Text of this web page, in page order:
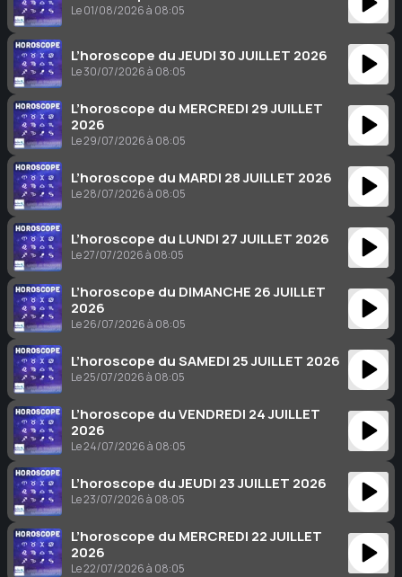
Le 01/08/2026 à 08:05
L’horoscope du JEUDI 30 JUILLET 2026
Le 30/07/2026 à 08:05
L’horoscope du MERCREDI 29 JUILLET
2026
Le 29/07/2026 à 08:05
L’horoscope du MARDI 28 JUILLET 2026
Le 28/07/2026 à 08:05
L’horoscope du LUNDI 27 JUILLET 2026
Le 27/07/2026 à 08:05
L’horoscope du DIMANCHE 26 JUILLET
2026
Le 26/07/2026 à 08:05
L’horoscope du SAMEDI 25 JUILLET 2026
Le 25/07/2026 à 08:05
L’horoscope du VENDREDI 24 JUILLET
2026
Le 24/07/2026 à 08:05
L’horoscope du JEUDI 23 JUILLET 2026
Le 23/07/2026 à 08:05
L’horoscope du MERCREDI 22 JUILLET
2026
Le 22/07/2026 à 08:05